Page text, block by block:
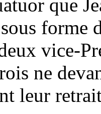
que
forme
vice-
ne
leur